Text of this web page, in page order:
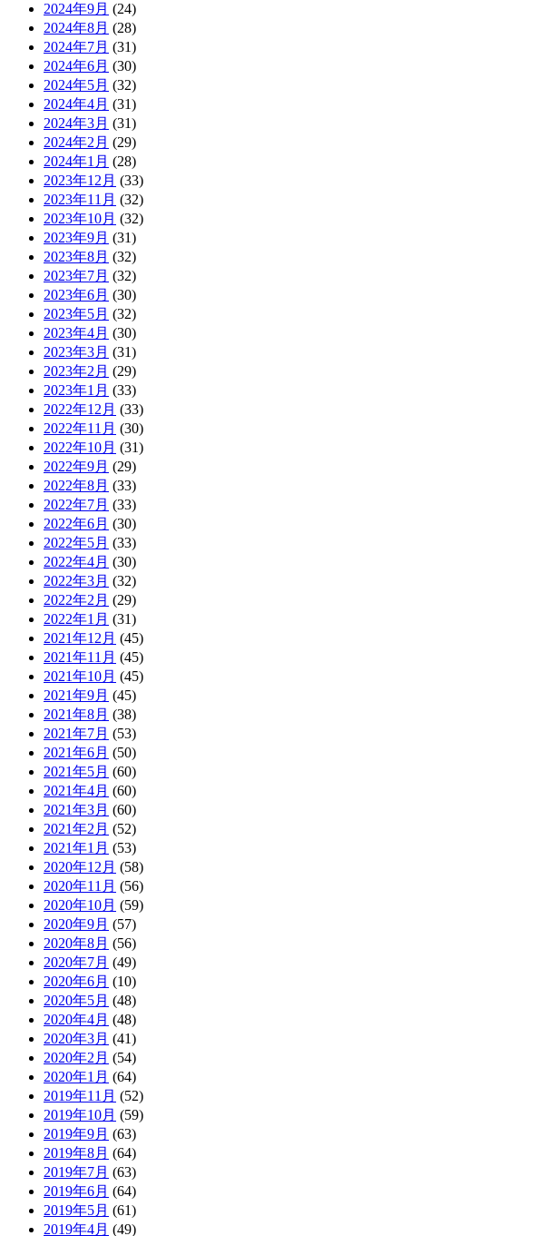
2024年9月 (24)
2024年8月 (28)
2024年7月 (31)
2024年6月 (30)
2024年5月 (32)
2024年4月 (31)
2024年3月 (31)
2024年2月 (29)
2024年1月 (28)
2023年12月 (33)
2023年11月 (32)
2023年10月 (32)
2023年9月 (31)
2023年8月 (32)
2023年7月 (32)
2023年6月 (30)
2023年5月 (32)
2023年4月 (30)
2023年3月 (31)
2023年2月 (29)
2023年1月 (33)
2022年12月 (33)
2022年11月 (30)
2022年10月 (31)
2022年9月 (29)
2022年8月 (33)
2022年7月 (33)
2022年6月 (30)
2022年5月 (33)
2022年4月 (30)
2022年3月 (32)
2022年2月 (29)
2022年1月 (31)
2021年12月 (45)
2021年11月 (45)
2021年10月 (45)
2021年9月 (45)
2021年8月 (38)
2021年7月 (53)
2021年6月 (50)
2021年5月 (60)
2021年4月 (60)
2021年3月 (60)
2021年2月 (52)
2021年1月 (53)
2020年12月 (58)
2020年11月 (56)
2020年10月 (59)
2020年9月 (57)
2020年8月 (56)
2020年7月 (49)
2020年6月 (10)
2020年5月 (48)
2020年4月 (48)
2020年3月 (41)
2020年2月 (54)
2020年1月 (64)
2019年11月 (52)
2019年10月 (59)
2019年9月 (63)
2019年8月 (64)
2019年7月 (63)
2019年6月 (64)
2019年5月 (61)
2019年4月 (49)